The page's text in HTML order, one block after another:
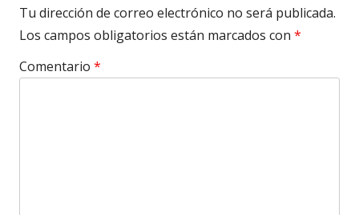
Tu dirección de correo electrónico no será publicada.
Los campos obligatorios están marcados con *
Comentario *